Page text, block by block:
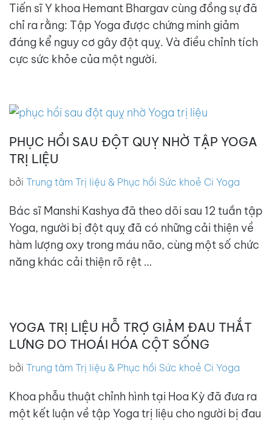
Tiến sĩ Y khoa Hemant Bhargav cùng đồng sự đã
chỉ ra rằng: Tập Yoga được chứng minh giảm
đáng kể nguy cơ gây đột quỵ. Và điều chỉnh tích
cực sức khỏe của một người.
PHỤC HỒI SAU ĐỘT QUỴ NHỜ TẬP YOGA
TRỊ LIỆU
bởi Trung tâm Trị liệu & Phục hồi Sức khoẻ Ci Yoga
Bác sĩ Manshi Kashya đã theo dõi sau 12 tuần tập
Yoga, người bị đột quỵ đã có những cải thiện về
hàm lượng oxy trong máu não, cùng một số chức
năng khác cải thiện rõ rệt …
YOGA TRỊ LIỆU HỖ TRỢ GIẢM ĐAU THẮT
LƯNG DO THOÁI HÓA CỘT SỐNG
bởi Trung tâm Trị liệu & Phục hồi Sức khoẻ Ci Yoga
Khoa phẫu thuật chỉnh hình tại Hoa Kỳ đã đưa ra
một kết luận về tập Yoga trị liệu cho người bị đau